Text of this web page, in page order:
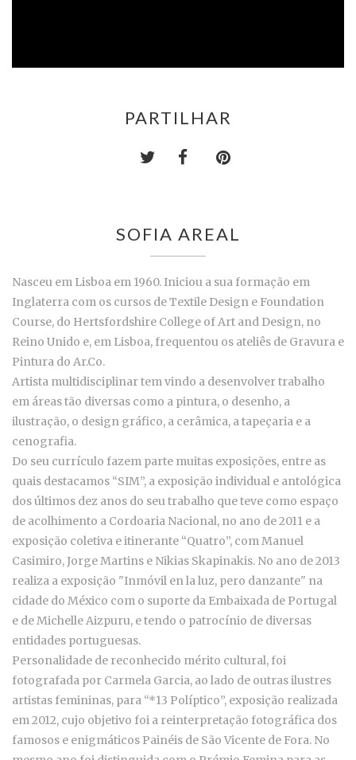
PARTILHAR
SOFIA AREAL
Nasceu em Lisboa em 1960. Iniciou a sua formação em
Inglaterra com os cursos de Textile Design e Foundation
Course, do Hertsfordshire College of Art and Design, no
Reino Unido e, em Lisboa, frequentou os ateliês de Gravura e
Pintura do Ar.Co.
Artista multidisciplinar tem vindo a desenvolver trabalho
em áreas tão diversas como a pintura, o desenho, a
ilustração, o design gráfico, a cerâmica, a tapeçaria e a
cenografia.
Do seu currículo fazem parte muitas exposições, entre as
quais destacamos “SIM”, a exposição individual e antológica
dos últimos dez anos do seu trabalho que teve como espaço
de acolhimento a Cordoaria Nacional, no ano de 2011 e a
exposição coletiva e itinerante “Quatro”, com Manuel
Casimiro, Jorge Martins e Nikias Skapinakis. No ano de 2013
realiza a exposição "Inmóvil en la luz, pero danzante" na
cidade do México com o suporte da Embaixada de Portugal
e de Michelle Aizpuru, e tendo o patrocínio de diversas
entidades portuguesas.
Personalidade de reconhecido mérito cultural, foi
fotografada por Carmela Garcia, ao lado de outras ilustres
artistas femininas, para “*13 Políptico”, exposição realizada
em 2012, cujo objetivo foi a reinterpretação fotográfica dos
famosos e enigmáticos Painéis de São Vicente de Fora. No